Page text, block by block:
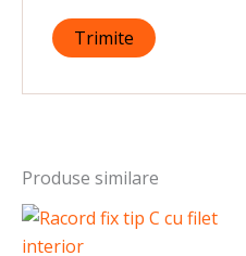
Produse similare